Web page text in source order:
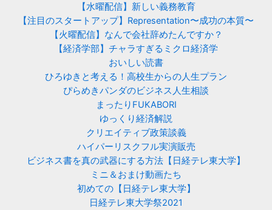
【水曜配信】新しい義務教育
【注目のスタートアップ】Representation〜成功の本質〜
【火曜配信】なんで会社辞めたんですか？
【経済学部】チャラすぎるミクロ経済学
おいしい読書
ひろゆきと考える！高校生からの人生プラン
ぴらめきパンダのビジネス人生相談
まったりFUKABORI
ゆっくり経済解説
クリエイティブ政策談義
ハイパーリスクフル実演販売
ビジネス書を真の武器にする方法【日経テレ東大学】
ミニ＆おまけ動画たち
初めての【日経テレ東大学】
日経テレ東大学祭2021